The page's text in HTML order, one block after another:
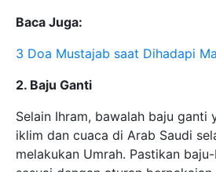
Baca Juga:
3 Doa Mustajab saat Dihadapi
2. Baju Ganti
Selain Ihram, bawalah baju ganti
iklim dan cuaca di Arab Saudi
melakukan Umrah. Pastikan